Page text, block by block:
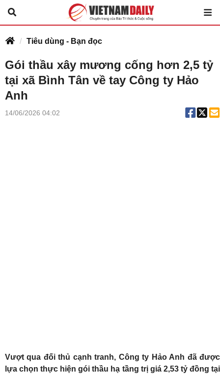
Tiêu dùng - Bạn đọc
Gói thầu xây mương cống hơn 2,5 tỷ
tại xã Bình Tân về tay Công ty Hảo
Anh
14/06/2026 04:02
Vượt qua đối thủ cạnh tranh, Công ty Hảo Anh đã được
lựa chọn thực hiện gói thầu hạ tầng trị giá 2,53 tỷ đồng tại